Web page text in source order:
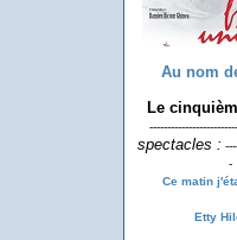
Au nom
Le
spectacles :
-
Ce matin
Etty